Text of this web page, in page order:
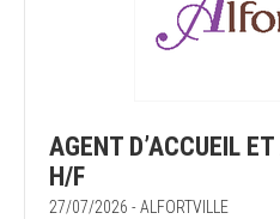
AGENT D’ACCUEIL
H/F
27/07/2026 - ALFORTVILLE